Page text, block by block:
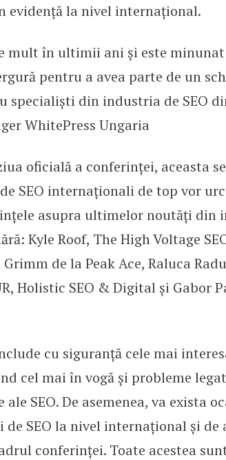
evidență la nivel internațional.
mult în ultimii ani și este minunat
pentru a avea parte de un
specialiști din industria de SEO
WhitePress Ungaria
oficială a conferinței, aceasta
SEO internaționali de top vor
asupra ultimelor noutăți din
Kyle Roof, The High Voltage
de la Peak Ace, Raluca
Holistic SEO & Digital și Gabor
cu siguranță cele mai
cel mai în vogă și probleme
SEO. De asemenea, va exista
SEO la nivel internațional și de
conferinței. Toate acestea